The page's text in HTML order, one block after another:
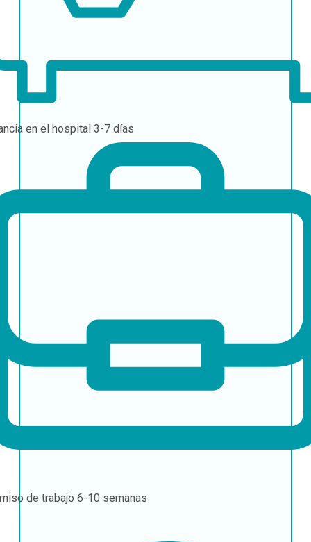
en el hospital 3-7 días
de trabajo 6-10 semanas